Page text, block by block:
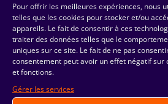
Pour offrir les meilleures expériences, nous
telles que les cookies pour stocker et/ou
appareils. Le fait de consentir à ces
traiter des données telles que le
uniques sur ce site. Le fait de ne pas
consentement peut avoir un effet négatif
et fonctions.
Gérer les services